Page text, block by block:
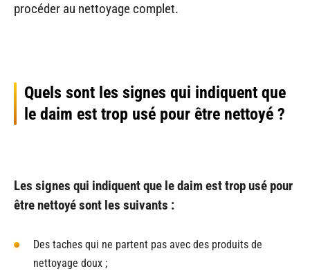
procéder au nettoyage complet.
Quels sont les signes qui indiquent que
le daim est trop usé pour être nettoyé ?
Les signes qui indiquent que le daim est trop usé pour
être nettoyé sont les suivants :
Des taches qui ne partent pas avec des produits de
nettoyage doux ;